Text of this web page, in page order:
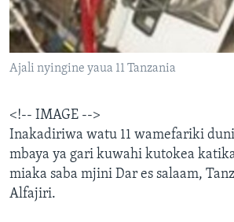
Ajali nyingine yaua 11 Tanzania
<!-- IMAGE -->
Inakadiriwa watu 11 wamefariki
mbaya ya gari kuwahi kutokea
miaka saba mjini Dar es salaam,
Alfajiri.